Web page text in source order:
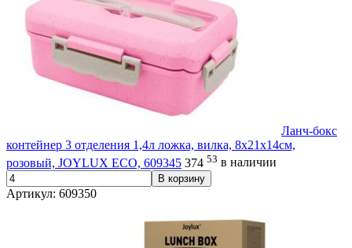
Ланч-бокс
контейнер 3 отделения 1,4л ложка, вилка, 8х21х14см,
розовый, JOYLUX ECO, 609345 374 53 в наличии
В корзину
Артикул: 609350